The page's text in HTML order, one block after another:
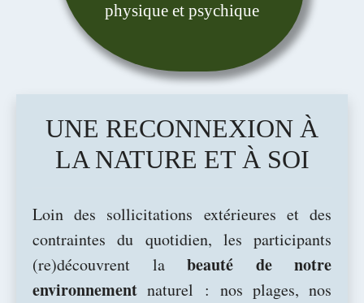
physique et psychique
UNE RECONNEXION À
LA NATURE ET À SOI
Loin des sollicitations extérieures et des
contraintes du quotidien, les participants
(re)découvrent la beauté de notre
environnement naturel : nos plages, nos